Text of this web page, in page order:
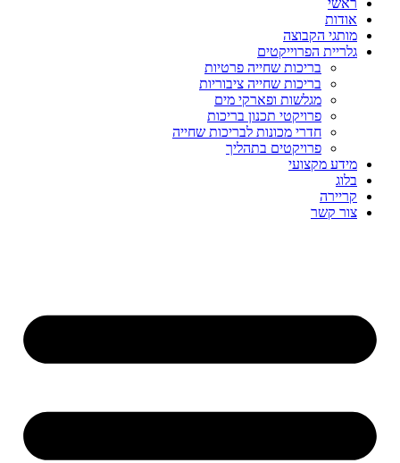
ראשי
אודות
מותגי הקבוצה
גלריית הפרוייקטים
בריכות שחייה פרטיות
בריכות שחייה ציבוריות
מגלשות ופארקי מים
פרויקטי תכנון בריכות
חדרי מכונות לבריכות שחייה
פרויקטים בתהליך
מידע מקצועי
בלוג
קריירה
צור קשר